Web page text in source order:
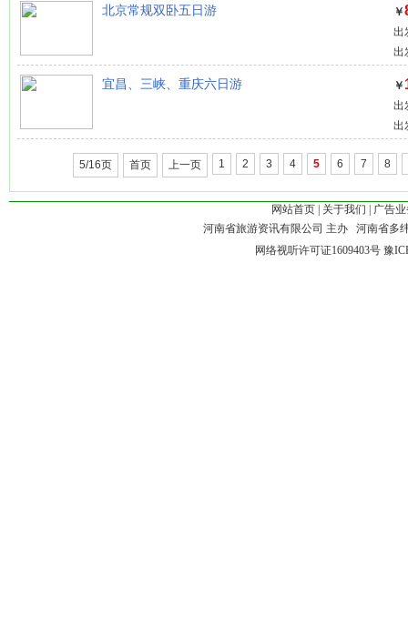
北京常规双卧五日游 ￥
出
出
宜昌、三峡、重庆六日游 ￥
出
出
5/16页 首页 上一页 1 2 3 4 5 6 7 8
网站首页 关于我们
广告
河南省旅游资讯有限公司 主办 河南省多
网络视听许可证1609403号豫